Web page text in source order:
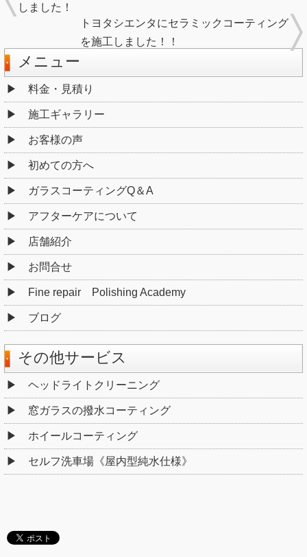
しました！
トヨタシエンタにセラミックコーティング
を施工しました！！
メニュー
料金・見積り
施工ギャラリー
お客様の声
初めての方へ
ガラスコーティングQ＆A
アフターケアについて
店舗紹介
お問合せ
Fine repair Polishing Academy
ブログ
その他サービス
ヘッドライトクリーニング
窓ガラスの撥水コーティング
ホイールコーティング
セルフ洗車場《屋内型純水仕様》